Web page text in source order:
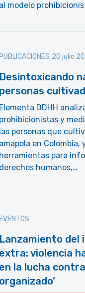
al modelo
PUBLICACIONES 20 julio
Desintoxicando
personas
Elementa DDHH
prohibicionistas y
las personas que
amapola en Colombia,
herramientas para
derechos humanos,…
EVENTOS
Lanzamiento del
extra: violencia
en la lucha
organizado’